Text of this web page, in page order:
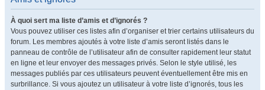
À quoi sert ma liste d’amis et d’ignorés ?
Vous pouvez utiliser ces listes afin d’organiser et trier certains utilisateurs du
forum. Les membres ajoutés à votre liste d’amis seront listés dans le
panneau de contrôle de l’utilisateur afin de consulter rapidement leur statut
en ligne et leur envoyer des messages privés. Selon le style utilisé, les
messages publiés par ces utilisateurs peuvent éventuellement être mis en
surbrillance. Si vous ajoutez un utilisateur à votre liste d’ignorés, tous les